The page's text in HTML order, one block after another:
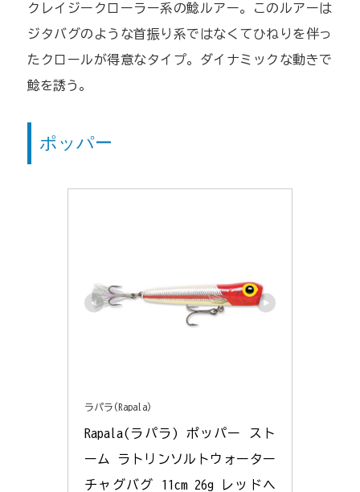
クレイジークローラー系の鯰ルアー。このルアーは
ジタバグのような首振り系ではなくてひねりを伴っ
たクロールが得意なタイプ。ダイナミックな動きで
鯰を誘う。
ポッパー
ラパラ(Rapala)
Rapala(ラパラ) ポッパー スト
ーム ラトリンソルトウォーター
チャグバグ 11cm 26g レッドヘ